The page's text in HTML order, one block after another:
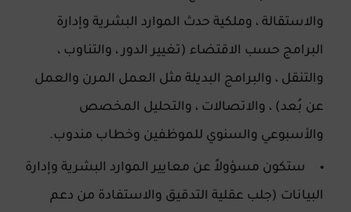
والاستقالة ، وملكية حدث الموارد البشرية وإدارة
البرامج حسب الاقتضاء (تغيير الدور ، والتناوب ،
والتنقل ، والبرامج البديلة مثل العمل المرن والعمل
عن بُعد) ، والاتصالات ، والتحليل المخصص
والأسبوعي والسنوي للموظفين وخطاب مندوب.
ستكون مسؤولاً عن معايير الموارد البشرية وإدارة
البيانات (جلب عقلية التدقيق والاستفادة من دعم